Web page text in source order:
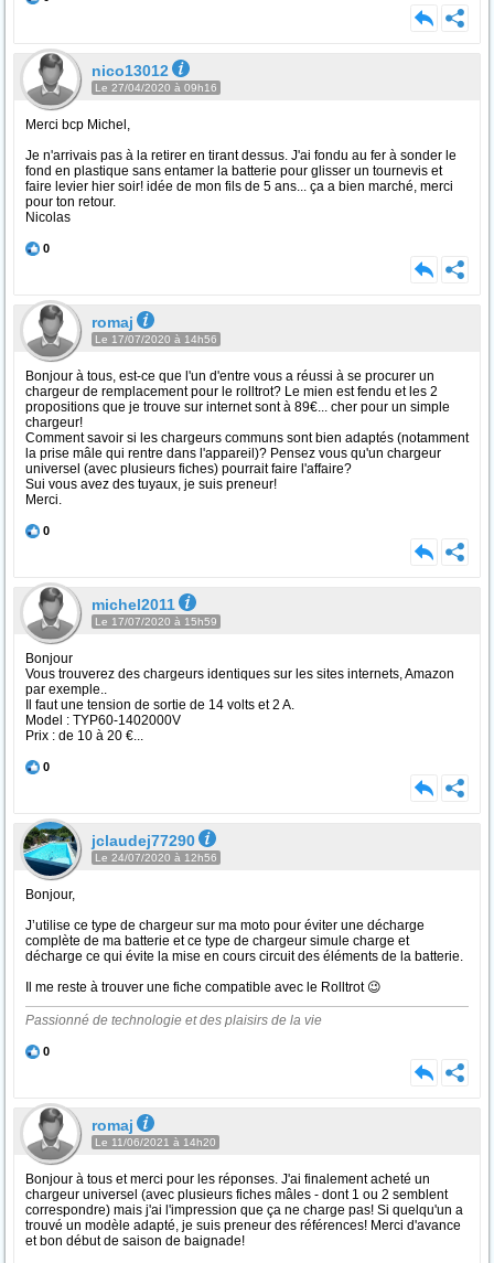
nico13012
Le 27/04/2020 à 09h16
Merci bcp Michel,
Je n'arrivais pas à la retirer en tirant dessus. J'ai fondu au fer à sonder le
fond en plastique sans entamer la batterie pour glisser un tournevis et
faire levier hier soir! idée de mon fils de 5 ans... ça a bien marché, merci
pour ton retour.
Nicolas
0
romaj
Le 17/07/2020 à 14h56
Bonjour à tous, est-ce que l'un d'entre vous a réussi à se procurer un
chargeur de remplacement pour le rolltrot? Le mien est fendu et les 2
propositions que je trouve sur internet sont à 89€... cher pour un simple
chargeur!
Comment savoir si les chargeurs communs sont bien adaptés (notamment
la prise mâle qui rentre dans l'appareil)? Pensez vous qu'un chargeur
universel (avec plusieurs fiches) pourrait faire l'affaire?
Sui vous avez des tuyaux, je suis preneur!
Merci.
0
michel2011
Le 17/07/2020 à 15h59
Bonjour
Vous trouverez des chargeurs identiques sur les sites internets, Amazon
par exemple..
Il faut une tension de sortie de 14 volts et 2 A.
Model : TYP60-1402000V
Prix : de 10 à 20 €...
0
jclaudej77290
Le 24/07/2020 à 12h56
Bonjour,
J’utilise ce type de chargeur sur ma moto pour éviter une décharge
complète de ma batterie et ce type de chargeur simule charge et
décharge ce qui évite la mise en cours circuit des éléments de la batterie.
Il me reste à trouver une fiche compatible avec le Rolltrot 😉
Passionné de technologie et des plaisirs de la vie
0
romaj
Le 11/06/2021 à 14h20
Bonjour à tous et merci pour les réponses. J'ai finalement acheté un
chargeur universel (avec plusieurs fiches mâles - dont 1 ou 2 semblent
correspondre) mais j'ai l'impression que ça ne charge pas! Si quelqu'un a
trouvé un modèle adapté, je suis preneur des références! Merci d'avance
et bon début de saison de baignade!